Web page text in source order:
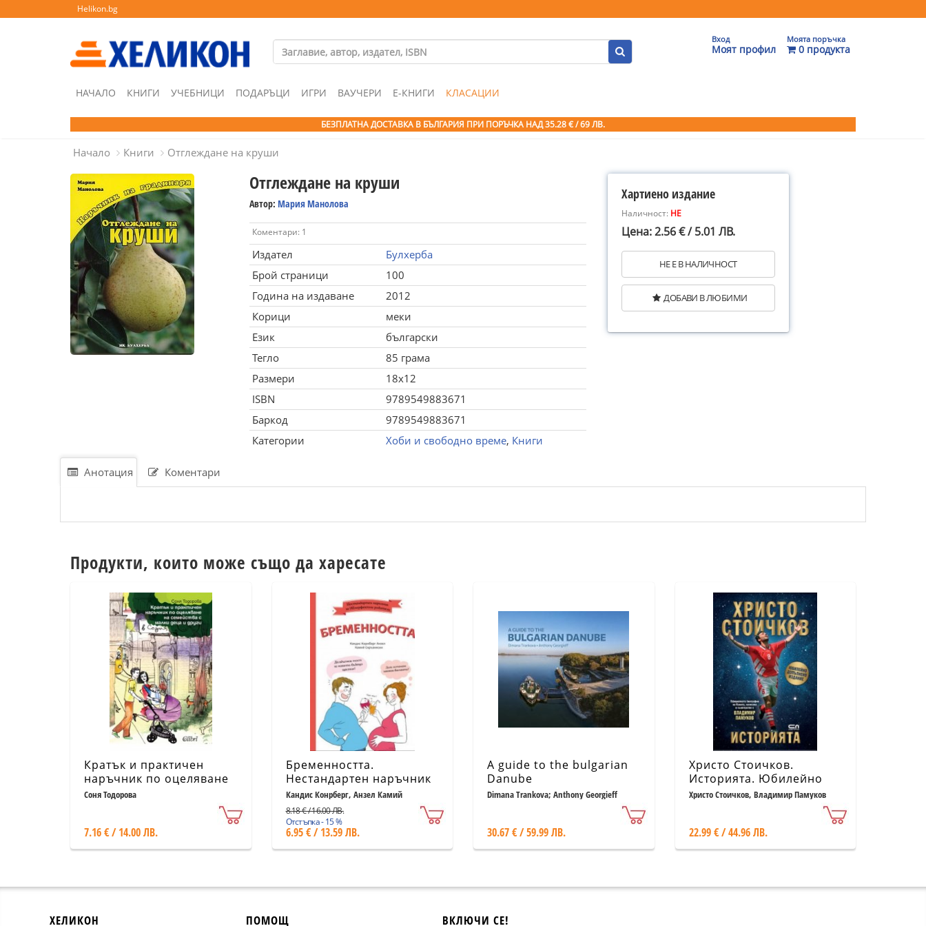
Helikon.bg
Вход
Моят профил
Моята поръчка
0 продукта
НАЧАЛО КНИГИ УЧЕБНИЦИ ПОДАРЪЦИ ИГРИ ВАУЧЕРИ Е-КНИГИ КЛАСАЦИИ
БЕЗПЛАТНА ДОСТАВКА В БЪЛГАРИЯ ПРИ ПОРЪЧКА НАД 35.28 € / 69 ЛВ.
Начало Книги Отглеждане на круши
Отглеждане на круши
Автор: Мария Манолова
Коментари: 1
Издател
Булхерба
Брой страници
100
Година на издаване
2012
Корици
меки
Език
български
Тегло
85 грама
Размери
18x12
ISBN
9789549883671
Баркод
9789549883671
Категории
Хоби и свободно време, Книги
Хартиено издание
Наличност: НЕ
Цена: 2.56 € / 5.01 ЛВ.
НЕ Е В НАЛИЧНОСТ
ДОБАВИ В ЛЮБИМИ
Анотация Коментари
Продукти, които може също да харесате
Кратък и практичен
наръчник по оцеляване
на семейства с малки
Соня Тодорова
7.16 € / 14.00 ЛВ.
Бременността.
Нестандартен наръчник
за НЕперфектни
родители
Кандис Конрберг, Анзел Камий
8.18 € / 16.00 ЛВ.
Отстъпка - 15 %
6.95 € / 13.59 ЛВ.
A guide to the bulgarian
Danube
Dimana Trankova; Anthony Georgieff
30.67 € / 59.99 ЛВ.
Христо Стоичков.
Историята. Юбилейно
допълнено издание
Христо Стоичков, Владимир Памуков
22.99 € / 44.96 ЛВ.
ХЕЛИКОН ПОМОЩ ВКЛЮЧИ СЕ!